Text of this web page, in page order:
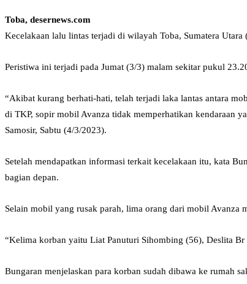
Toba, desernews.com
Kecelakaan lalu lintas terjadi di wilayah Toba, Sumatera
Peristiwa ini terjadi pada Jumat (3/3) malam sekitar pukul
“Akibat kurang berhati-hati, telah terjadi laka lantas antara
di TKP, sopir mobil Avanza tidak memperhatikan kendaraan
Samosir, Sabtu (4/3/2023).
Setelah mendapatkan informasi terkait kecelakaan itu, kata
bagian depan.
Selain mobil yang rusak parah, lima orang dari mobil Avanza
“Kelima korban yaitu Liat Panuturi Sihombing (56), Deslita
Bungaran menjelaskan para korban sudah dibawa ke rumah